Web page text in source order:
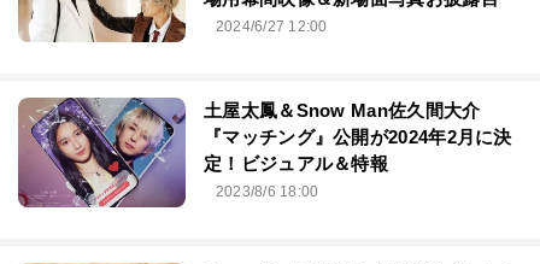
2024/6/27 12:00
土屋太鳳＆Snow Man佐久間大介
『マッチング』公開が2024年2月に決
定！ビジュアル＆特報
2023/8/6 18:00